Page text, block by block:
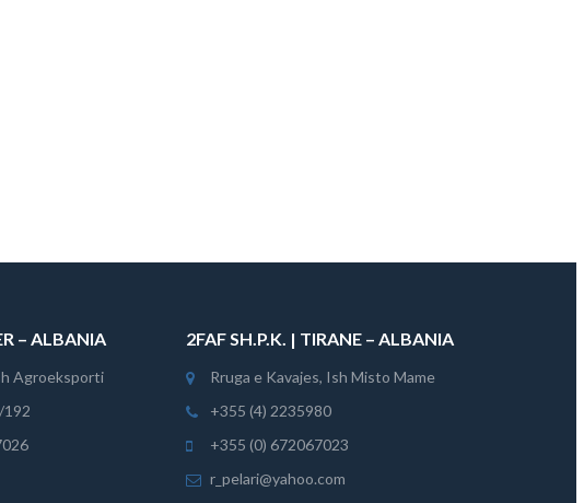
– ALBANIA
Agroeksporti
192
2FAF SH.P.K. | TIRANE – ALBANIA
Rruga e Kavajes, Ish Misto Mame
+355 (4) 2235980
+355 (0) 672067023
r_pelari@yahoo.com